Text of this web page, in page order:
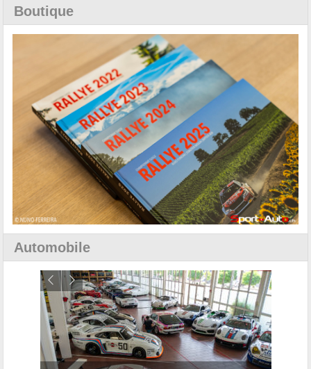
Boutique
Automobile